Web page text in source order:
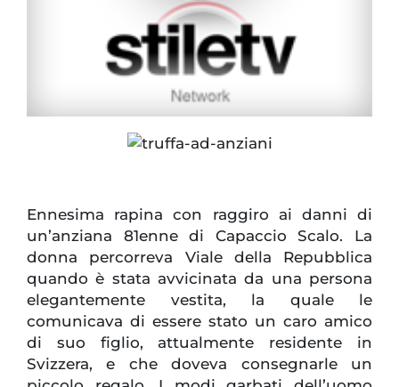
Ennesima rapina con raggiro ai danni di
un’anziana 81enne di Capaccio Scalo. La
donna percorreva Viale della Repubblica
quando è stata avvicinata da una persona
elegantemente vestita, la quale le
comunicava di essere stato un caro amico
di suo figlio, attualmente residente in
Svizzera, e che doveva consegnarle un